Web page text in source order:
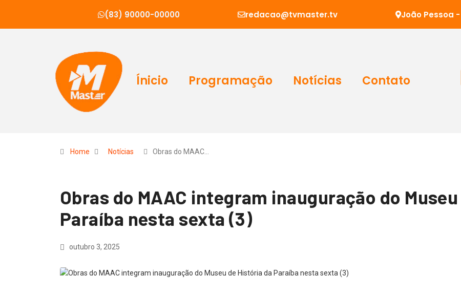
(83) 90000-00000 redacao@tvmaster.tv João Pessoa -
Ínicio Programação Notícias Contato
Home Notícias Obras do MAAC…
Obras do MAAC integram inauguração do
Paraíba nesta sexta (3)
outubro 3, 2025